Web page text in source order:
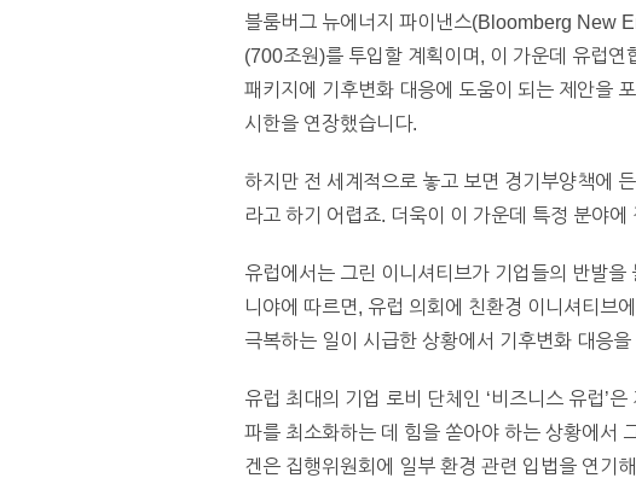
블룸버그 뉴에너지 파이낸스(Bloomberg New
(700조원)를 투입할 계획이며, 이 가운데 유럽
패키지에 기후변화 대응에 도움이 되는 제안을
시한을 연장했습니다.
하지만 전 세계적으로 놓고 보면 경기부양책에
라고 하기 어렵죠. 더욱이 이 가운데 특정 분야
유럽에서는 그린 이니셔티브가 기업들의 반발
니야에 따르면, 유럽 의회에 친환경 이니셔티브
극복하는 일이 시급한 상황에서 기후변화 대응
유럽 최대의 기업 로비 단체인 ‘비즈니스 유럽’
파를 최소화하는 데 힘을 쏟아야 하는 상황에서
겐은 집행위원회에 일부 환경 관련 입법을 연기